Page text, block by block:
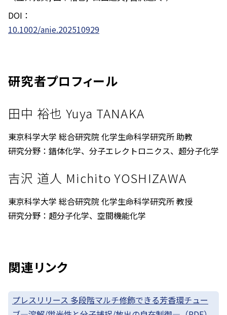
DOI：
10.1002/anie.202510929
研究者プロフィール
田中 裕也 Yuya TANAKA
東京科学大学 総合研究院 化学生命科学研究所 助教
研究分野：錯体化学、分子エレクトロニクス、超分子化学
吉沢 道人 Michito YOSHIZAWA
東京科学大学 総合研究院 化学生命科学研究所 教授
研究分野：超分子化学、空間機能化学
関連リンク
プレスリリース 多段階マルチ修飾できる芳香環チュー